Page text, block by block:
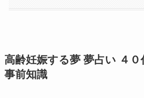
高齢妊娠する夢 夢占い ４
事前知識